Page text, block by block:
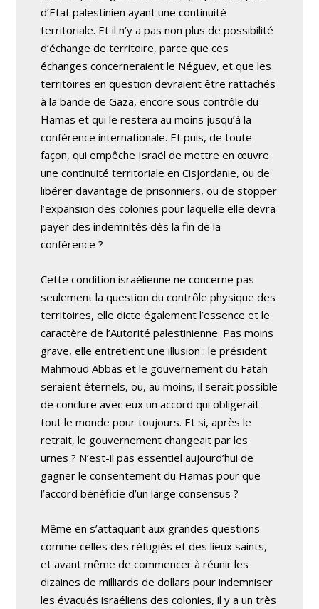
d’Etat palestinien ayant une continuité
territoriale. Et il n’y a pas non plus de possibilité
d’échange de territoire, parce que ces
échanges concerneraient le Néguev, et que les
territoires en question devraient être rattachés
à la bande de Gaza, encore sous contrôle du
Hamas et qui le restera au moins jusqu’à la
conférence internationale. Et puis, de toute
façon, qui empêche Israël de mettre en œuvre
une continuité territoriale en Cisjordanie, ou de
libérer davantage de prisonniers, ou de stopper
l’expansion des colonies pour laquelle elle devra
payer des indemnités dès la fin de la
conférence ?
Cette condition israélienne ne concerne pas
seulement la question du contrôle physique des
territoires, elle dicte également l’essence et le
caractère de l’Autorité palestinienne. Pas moins
grave, elle entretient une illusion : le président
Mahmoud Abbas et le gouvernement du Fatah
seraient éternels, ou, au moins, il serait possible
de conclure avec eux un accord qui obligerait
tout le monde pour toujours. Et si, après le
retrait, le gouvernement changeait par les
urnes ? N’est-il pas essentiel aujourd’hui de
gagner le consentement du Hamas pour que
l’accord bénéficie d’un large consensus ?
Même en s’attaquant aux grandes questions
comme celles des réfugiés et des lieux saints,
et avant même de commencer à réunir les
dizaines de milliards de dollars pour indemniser
les évacués israéliens des colonies, il y a un très